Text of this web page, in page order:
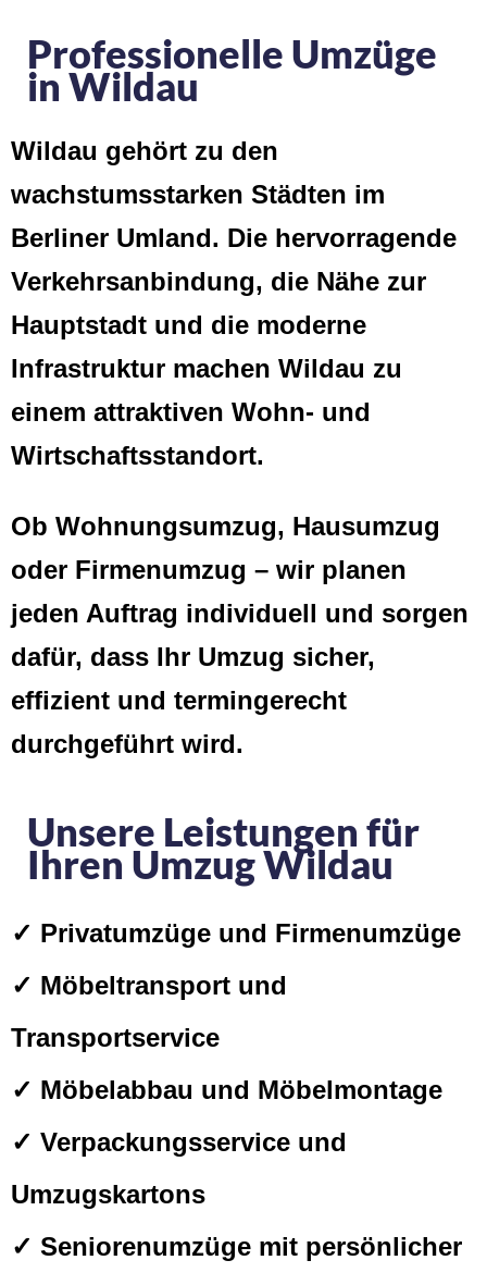
Professionelle Umzüge
in Wildau
Wildau gehört zu den
wachstumsstarken Städten im
Berliner Umland. Die hervorragende
Verkehrsanbindung, die Nähe zur
Hauptstadt und die moderne
Infrastruktur machen Wildau zu
einem attraktiven Wohn- und
Wirtschaftsstandort.
Ob Wohnungsumzug, Hausumzug
oder Firmenumzug – wir planen
jeden Auftrag individuell und sorgen
dafür, dass Ihr Umzug sicher,
effizient und termingerecht
durchgeführt wird.
Unsere Leistungen für
Ihren Umzug Wildau
✓ Privatumzüge und Firmenumzüge
✓ Möbeltransport und
Transportservice
✓ Möbelabbau und Möbelmontage
✓ Verpackungsservice und
Umzugskartons
✓ Seniorenumzüge mit persönlicher